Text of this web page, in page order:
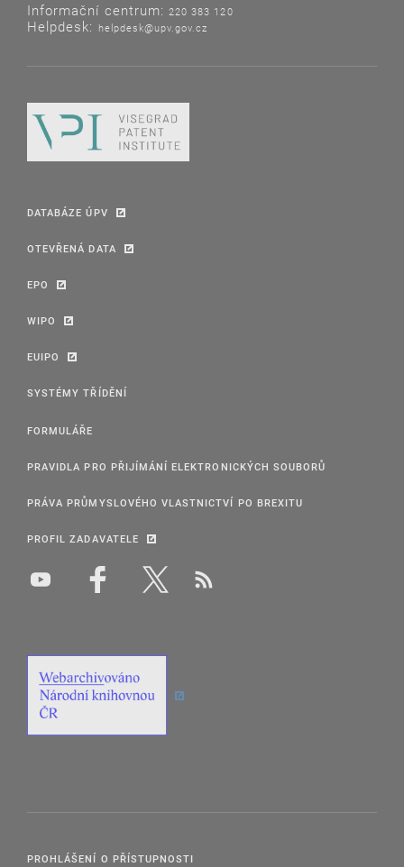
Informační centrum: 220 383 120
Helpdesk: helpdesk@upv.gov.cz
DATABÁZE ÚPV
OTEVŘENÁ DATA
EPO
WIPO
EUIPO
SYSTÉMY TŘÍDĚNÍ
FORMULÁŘE
PRAVIDLA PRO PŘIJÍMÁNÍ ELEKTRONICKÝCH SOUBORŮ
PRÁVA PRŮMYSLOVÉHO VLASTNICTVÍ PO BREXITU
PROFIL ZADAVATELE
PROHLÁŠENÍ O PŘÍSTUPNOSTI